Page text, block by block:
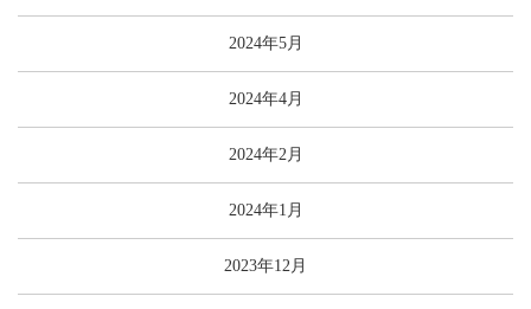
2024年5月
2024年4月
2024年2月
2024年1月
2023年12月